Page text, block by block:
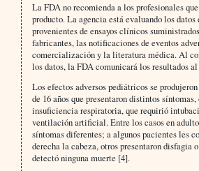
La FDA no recomienda a los profesionales
producto. La agencia está evaluando los datos
provenientes de ensayos clínicos
fabricantes, las notificaciones de eventos
comercialización y la literatura médica. Al
los datos, la FDA comunicará los resultados
Los efectos adversos pediátricos se
de 16 años que presentaron distintos
insuficiencia respiratoria, que requirió
ventilación artificial. Entre los casos en
síntomas diferentes; a algunos pacientes les
derecha la cabeza, otros presentaron disfagia
detectó ninguna muerte [4].